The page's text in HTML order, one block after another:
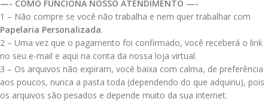
—- COMO FUNCIONA NOSSO ATENDIMENTO —-
1 – Não compre se você não trabalha e nem quer trabalhar com
Papelaria Personalizada.
2 – Uma vez que o pagamento foi confirmado, você receberá o link
no seu e-mail e aqui na conta da nossa loja virtual.
3 – Os arquivos não expiram, você baixa com calma, de preferência
aos poucos, nunca a pasta toda (dependendo do que adquiriu), pois
os arquivos são pesados e depende muito da sua internet.